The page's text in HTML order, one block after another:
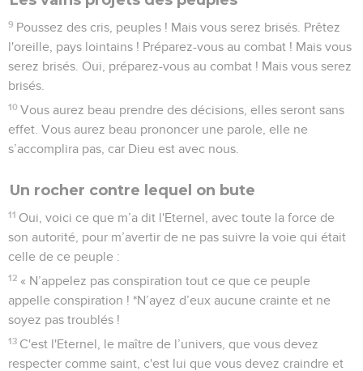
9 Poussez des cris, peuples ! Mais vous serez brisés. Prêtez
l'oreille, pays lointains ! Préparez-vous au combat ! Mais vous
serez brisés. Oui, préparez-vous au combat ! Mais vous serez
brisés.
10 Vous aurez beau prendre des décisions, elles seront sans
effet. Vous aurez beau prononcer une parole, elle ne
s’accomplira pas, car Dieu est avec nous.
Un rocher contre lequel on bute
11 Oui, voici ce que m’a dit l'Eternel, avec toute la force de
son autorité, pour m’avertir de ne pas suivre la voie qui était
celle de ce peuple :
12 « N’appelez pas conspiration tout ce que ce peuple
appelle conspiration ! *N’ayez d’eux aucune crainte et ne
soyez pas troublés !
13 C'est l'Eternel, le maître de l’univers, que vous devez
respecter comme saint, c'est lui que vous devez craindre et